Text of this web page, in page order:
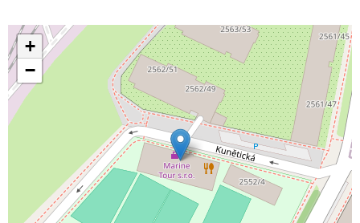
+
−